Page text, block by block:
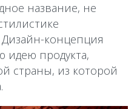
название, не
концепция
идею продукта,
страны, из которой